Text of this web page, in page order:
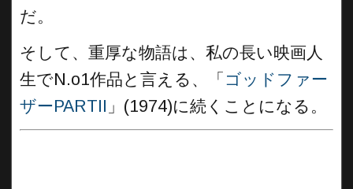
だ。
そして、重厚な物語は、私の長い映画人
生でN.o1作品と言える、「 ゴッドファー
ザーPARTII 」(1974)に続くことになる。